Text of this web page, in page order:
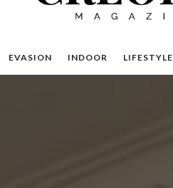
EVASION INDOOR LIFESTYLE